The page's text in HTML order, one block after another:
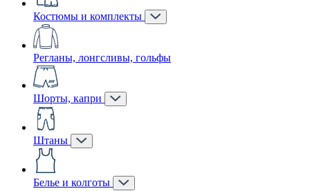
Костюмы и комплекты
Регланы, лонгсливы, гольфы
Шорты, капри
Штаны
Белье и колготы